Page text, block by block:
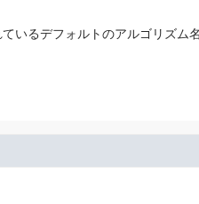
いるデフォルトのアルゴリズム